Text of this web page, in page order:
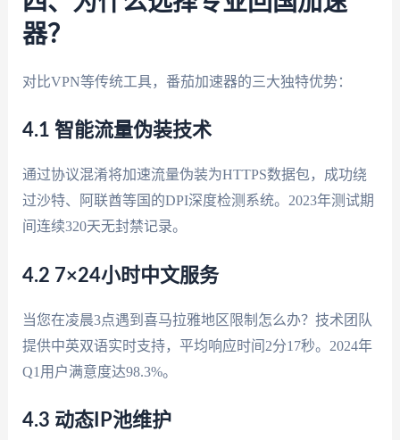
器？
对比VPN等传统工具，番茄加速器的三大独特优势：
4.1 智能流量伪装技术
通过协议混淆将加速流量伪装为HTTPS数据包，成功绕
过沙特、阿联酋等国的DPI深度检测系统。2023年测试期
间连续320天无封禁记录。
4.2 7×24小时中文服务
当您在凌晨3点遇到喜马拉雅地区限制怎么办？技术团队
提供中英双语实时支持，平均响应时间2分17秒。2024年
Q1用户满意度达98.3%。
4.3 动态IP池维护